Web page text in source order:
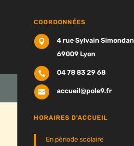
COORDONNÉES

4 rue Sylvain Simondan
69009 Lyon
 04 78 83 29 68
 accueil@pole9.fr
HORAIRES D'ACCUEIL
En période scolaire